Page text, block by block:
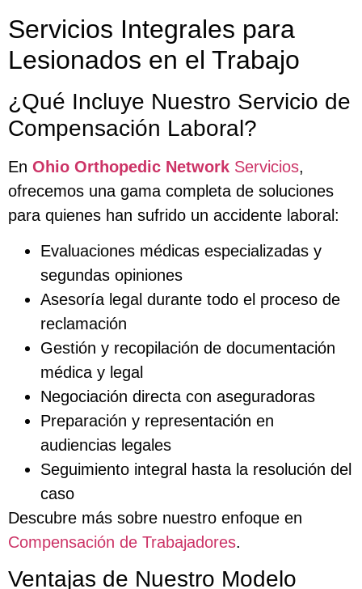
Servicios Integrales para
Lesionados en el Trabajo
¿Qué Incluye Nuestro Servicio de
Compensación Laboral?
En Ohio Orthopedic Network Servicios,
ofrecemos una gama completa de soluciones
para quienes han sufrido un accidente laboral:
Evaluaciones médicas especializadas y
segundas opiniones
Asesoría legal durante todo el proceso de
reclamación
Gestión y recopilación de documentación
médica y legal
Negociación directa con aseguradoras
Preparación y representación en
audiencias legales
Seguimiento integral hasta la resolución del
caso
Descubre más sobre nuestro enfoque en
Compensación de Trabajadores.
Ventajas de Nuestro Modelo